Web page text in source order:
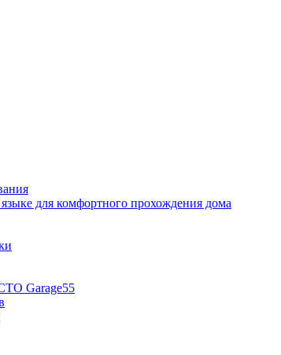
для комфортного прохождения дома
Garage55